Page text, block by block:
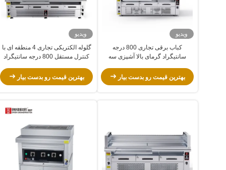
ویدیو
کباب برقی تجاری 800 درجه
سانتیگراد گرمای بالا آشپزی سه
بهترین قیمت رو بدست بیار
ویدیو
گلوله الکتریکی تجاری 4 منطقه ای با
کنترل مستقل 800 درجه سانتیگراد
بهترین قیمت رو بدست بیار